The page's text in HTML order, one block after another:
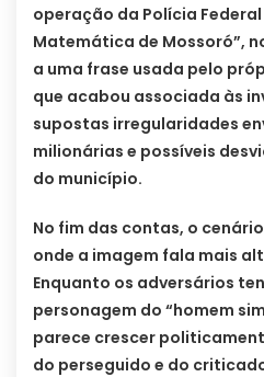
operação da Polícia
Matemática de Mossoró”,
a uma frase usada pelo
que acabou associada às
supostas irregularidades
milionárias e possíveis
do município.
No fim das contas, o
onde a imagem fala mais
Enquanto os adversários
personagem do “homem
parece crescer
do perseguido e do